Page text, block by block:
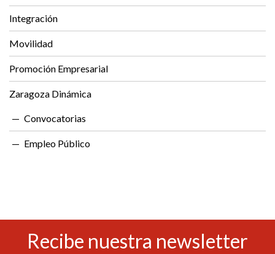
Integración
Movilidad
Promoción Empresarial
Zaragoza Dinámica
Convocatorias
Empleo Público
Recibe nuestra newsletter